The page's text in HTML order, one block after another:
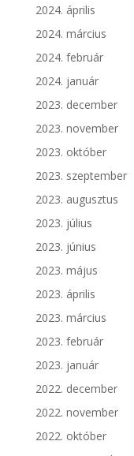
2024. április
2024. március
2024. február
2024. január
2023. december
2023. november
2023. október
2023. szeptember
2023. augusztus
2023. július
2023. június
2023. május
2023. április
2023. március
2023. február
2023. január
2022. december
2022. november
2022. október